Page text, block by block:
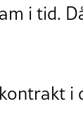
i tid.
i